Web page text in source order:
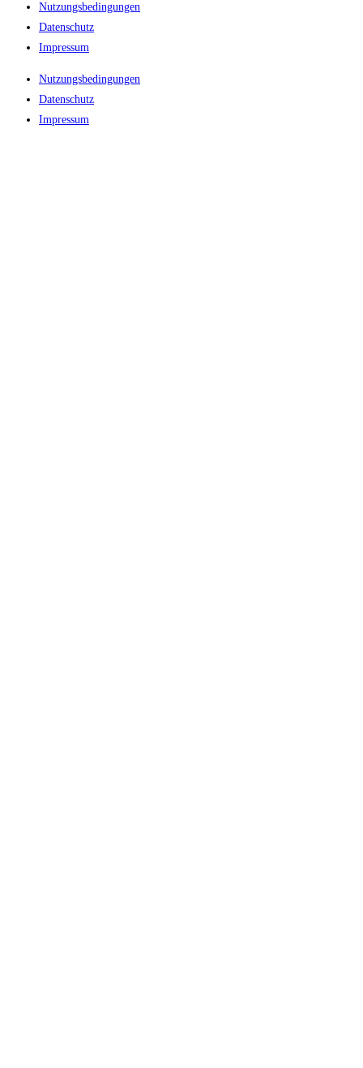
Nutzungsbedingungen
Datenschutz
Impressum
Nutzungsbedingungen
Datenschutz
Impressum